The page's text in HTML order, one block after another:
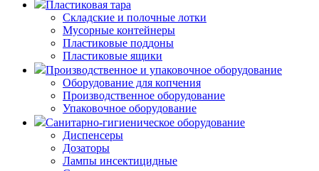
Пластиковая тара
Складские и полочные лотки
Мусорные контейнеры
Пластиковые поддоны
Пластиковые ящики
Производственное и упаковочное оборудование
Оборудование для копчения
Производственное оборудование
Упаковочное оборудование
Санитарно-гигиеническое оборудование
Диспенсеры
Дозаторы
Лампы инсектицидные